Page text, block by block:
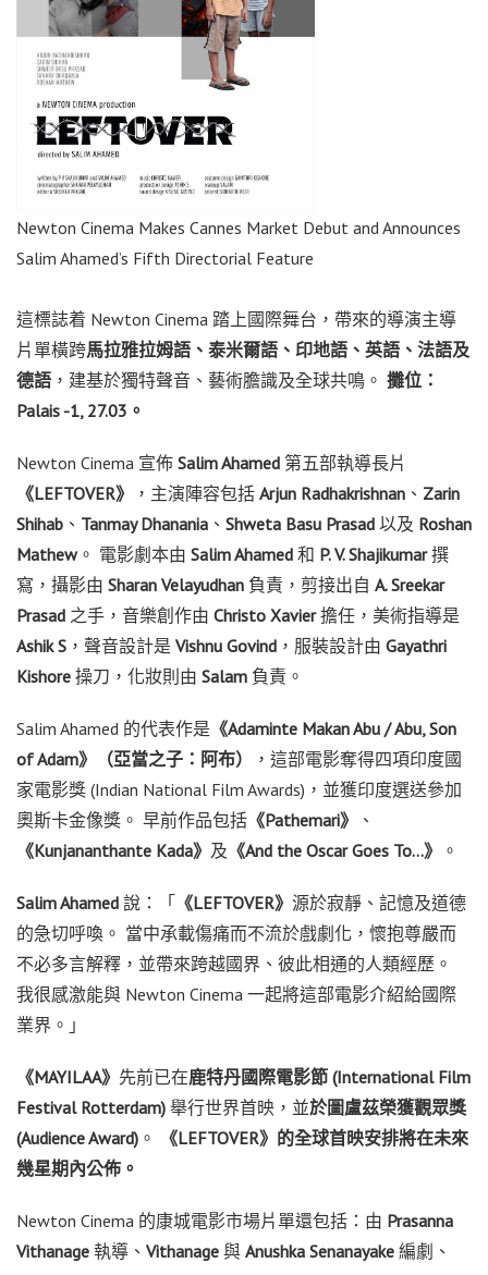
Newton Cinema Makes Cannes Market Debut and Announces
Salim Ahamed’s Fifth Directorial Feature
這標誌着 Newton Cinema 踏上國際舞台，帶來的導演主導
片單橫跨馬拉雅拉姆語、泰米爾語、印地語、英語、法語及
德語 ，建基於獨特聲音、藝術膽識及全球共鳴。 攤位：
Palais -1, 27.03。
Newton Cinema 宣佈 Salim Ahamed 第五部執導長片
《LEFTOVER》
，主演陣容包括 Arjun Radhakrishnan 、 Zarin
Shihab 、 Tanmay Dhanania 、 Shweta Basu Prasad 以及 Roshan
Mathew。 電影劇本由 Salim Ahamed 和 P. V. Shajikumar撰
寫，攝影由 Sharan Velayudhan 負責，剪接出自 A. Sreekar
Prasad 之手，音樂創作由 Christo Xavier擔任，美術指導是
Ashik S ，聲音設計是 Vishnu Govind ，服裝設計由 Gayathri
Kishore 操刀，化妝則由 Salam 負責。
Salim Ahamed 的代表作是 《Adaminte Makan Abu / Abu, Son
of Adam》（亞當之子：阿布）
，這部電影奪得四項印度國
家電影獎 (Indian National Film Awards)，並獲印度選送參加
奧斯卡金像獎。 早前作品包括 《Pathemari》
、
《Kunjananthante Kada》 及 《And the Oscar Goes To…》 。
Salim Ahamed 說：「 《LEFTOVER》 源於寂靜、記憶及道德
的急切呼喚。 當中承載傷痛而不流於戲劇化，懷抱尊嚴而
不必多言解釋，並帶來跨越國界、彼此相通的人類經歷。
我很感激能與 Newton Cinema 一起將這部電影介紹給國際
業界。」
《MAYILAA》 先前已在鹿特丹國際電影節 (International Film
Festival Rotterdam) 舉行世界首映，並於圖盧茲榮獲觀眾獎
(Audience Award) 。
《LEFTOVER》的全球首映安排將在未來
幾星期內公佈。
Newton Cinema 的康城電影市場片單還包括：由 Prasanna
Vithanage 執導、 Vithanage 與 Anushka Senanayake 編劇、